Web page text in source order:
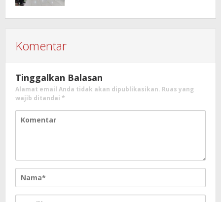
Komentar
Tinggalkan Balasan
Alamat email Anda tidak akan dipublikasikan. Ruas yang
wajib ditandai *